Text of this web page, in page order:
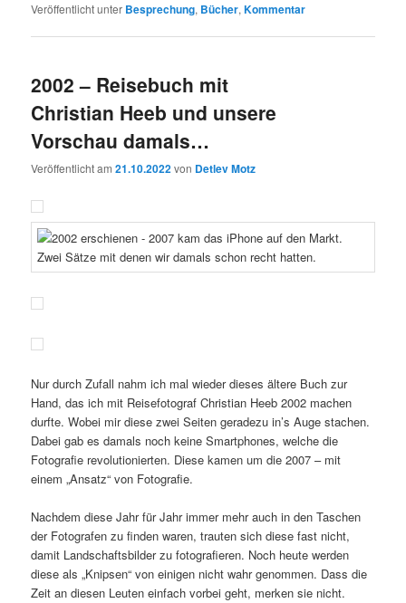
Veröffentlicht unter Besprechung, Bücher,Kommentar
2002 – Reisebuch mit
Christian Heeb und unsere
Vorschau damals…
Veröffentlicht am21.10.2022von Detlev Motz
Nur durch Zufall nahm ich mal wieder dieses ältere Buch zur
Hand, das ich mit Reisefotograf Christian Heeb 2002 machen
durfte. Wobei mir diese zwei Seiten geradezu in’s Auge stachen.
Dabei gab es damals noch keine Smartphones, welche die
Fotografie revolutionierten. Diese kamen um die 2007 – mit
einem „Ansatz“ von Fotografie.
Nachdem diese Jahr für Jahr immer mehr auch in den Taschen
der Fotografen zu finden waren, trauten sich diese fast nicht,
damit Landschaftsbilder zu fotografieren. Noch heute werden
diese als „Knipsen“ von einigen nicht wahr genommen. Dass die
Zeit an diesen Leuten einfach vorbei geht, merken sie nicht.